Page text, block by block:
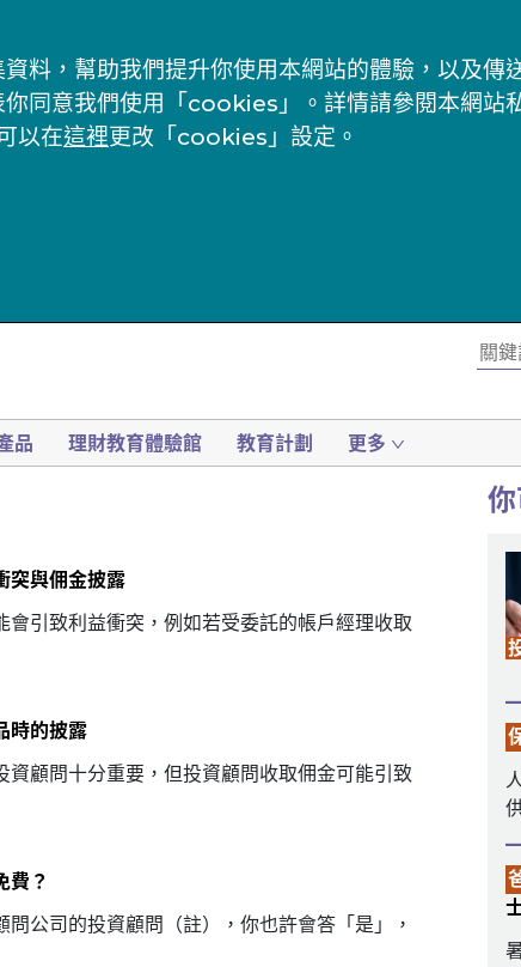
料，幫助我們提升你使用本網站的體驗，以及傳
同意我們使用「cookies」。詳情請參閱本網站
以在這裡更改「cookies」設定。
品 理財教育體驗館 教育計劃 更多
突與佣金披露
會引致利益衝突，例如若受委託的帳戶經理收取
時的披露
資顧問十分重要，但投資顧問收取佣金可能引致
費？
公司的投資顧問（註），你也許會答「是」，